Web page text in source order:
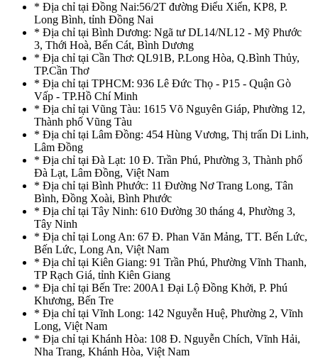
* Địa chỉ tại Đồng Nai:56/2T đường Điểu Xiển, KP8, P.
Long Bình, tỉnh Đồng Nai
* Địa chỉ tại Bình Dương: Ngã tư DL14/NL12 - Mỹ Phước
3, Thới Hoà, Bến Cát, Bình Dương
* Địa chỉ tại Cần Thơ: QL91B, P.Long Hòa, Q.Bình Thủy,
TP.Cần Thơ
* Địa chỉ tại TPHCM: 936 Lê Đức Thọ - P15 - Quận Gò
Vấp - TP.Hồ Chí Minh
* Địa chỉ tại Vũng Tàu: 1615 Võ Nguyên Giáp, Phường 12,
Thành phố Vũng Tàu
* Địa chỉ tại Lâm Đồng: 454 Hùng Vương, Thị trấn Di Linh,
Lâm Đồng
* Địa chỉ tại Đà Lạt: 10 Đ. Trần Phú, Phường 3, Thành phố
Đà Lạt, Lâm Đồng, Việt Nam
* Địa chỉ tại Bình Phước: 11 Đường Nơ Trang Long, Tân
Bình, Đồng Xoài, Bình Phước
* Địa chỉ tại Tây Ninh: 610 Đường 30 tháng 4, Phường 3,
Tây Ninh
* Địa chỉ tại Long An: 67 Đ. Phan Văn Mảng, TT. Bến Lức,
Bến Lức, Long An, Việt Nam
* Địa chỉ tại Kiên Giang: 91 Trần Phú, Phường Vĩnh Thanh,
TP Rạch Giá, tỉnh Kiên Giang
* Địa chỉ tại Bến Tre: 200A1 Đại Lộ Đồng Khởi, P. Phú
Khương, Bến Tre
* Địa chỉ tại Vĩnh Long: 142 Nguyễn Huệ, Phường 2, Vĩnh
Long, Việt Nam
* Địa chỉ tại Khánh Hòa: 108 Đ. Nguyễn Chích, Vĩnh Hải,
Nha Trang, Khánh Hòa, Việt Nam